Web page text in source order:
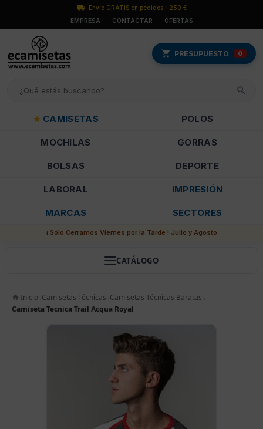
Envío GRATIS en pedidos +250 €
EMPRESA
CONTACTAR OFERTAS
PRESUPUESTO 0
CAMISETAS POLOS
MOCHILAS GORRAS
BOLSAS DEPORTE
LABORAL IMPRESIÓN
MARCAS SECTORES
¡ Sólo Cerramos Viernes por la Tarde ! Julio y Agosto
CATÁLOGO
Inicio Camisetas Técnicas Camisetas Técnicas Baratas
Camiseta Tecnica Trail Acqua Royal